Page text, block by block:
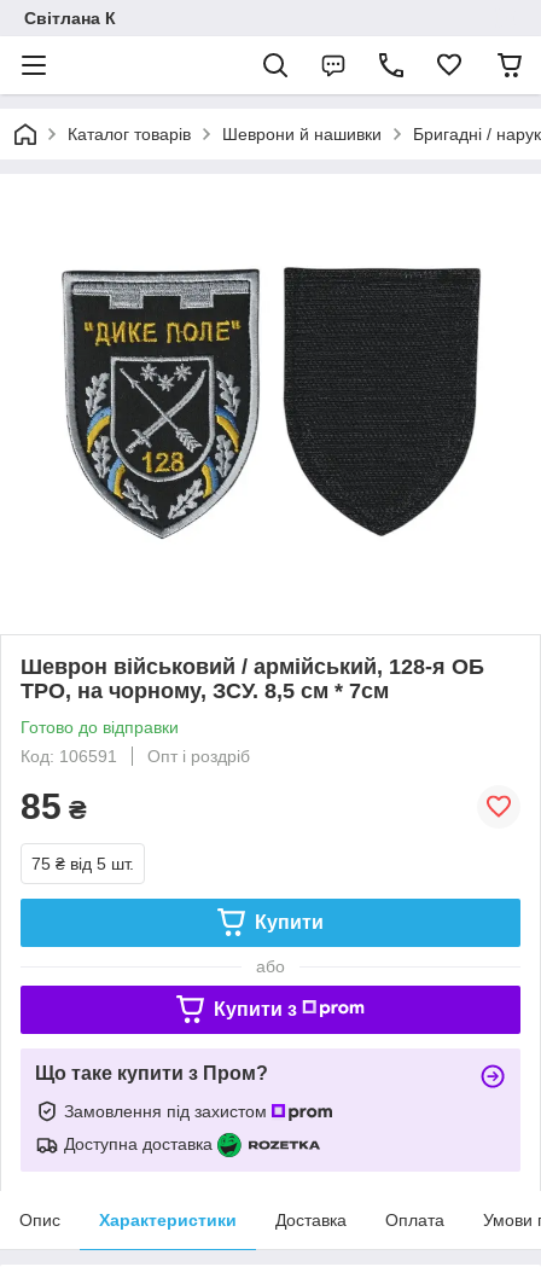
Світлана К
Каталог товарів Шеврони й нашивки Бригадні /
Шеврон військовий / армійський, 128-я ОБ
ТРО, на чорному, ЗСУ. 8,5 см * 7см
Готово до відправки
Код: 106591
Опт і роздріб
85 ₴
75 ₴ від 5 шт.
Купити
або
Купити з
Що таке купити з Пром?
Замовлення під захистом
Доступна доставка
Опис Характеристики Доставка Оплата Умови